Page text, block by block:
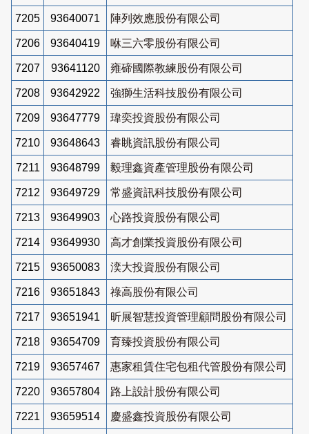
7205 93640071 陣列效應股份有限公司
7206 93640419 咻三六零股份有限公司
7207 93641120 雍碲國際教練股份有限公司
7208 93642922 強獅生活科技股份有限公司
7209 93647779 瑋奕投資股份有限公司
7210 93648643 睿眺資訊股份有限公司
7211 93648799 毅理鑫資產管理股份有限公司
7212 93649729 常盛資訊科技股份有限公司
7213 93649903 心路投資股份有限公司
7214 93649930 高才創業投資股份有限公司
7215 93650083 湙大投資股份有限公司
7216 93651843 祿高股份有限公司
7217 93651941 昕展智慧投資管理顧問股份有限公司
7218 93654709 育臻投資股份有限公司
7219 93657467 惠家租賃住宅包租代管股份有限公司
7220 93657804 路上設計股份有限公司
7221 93659514 慶盛鑫投資股份有限公司